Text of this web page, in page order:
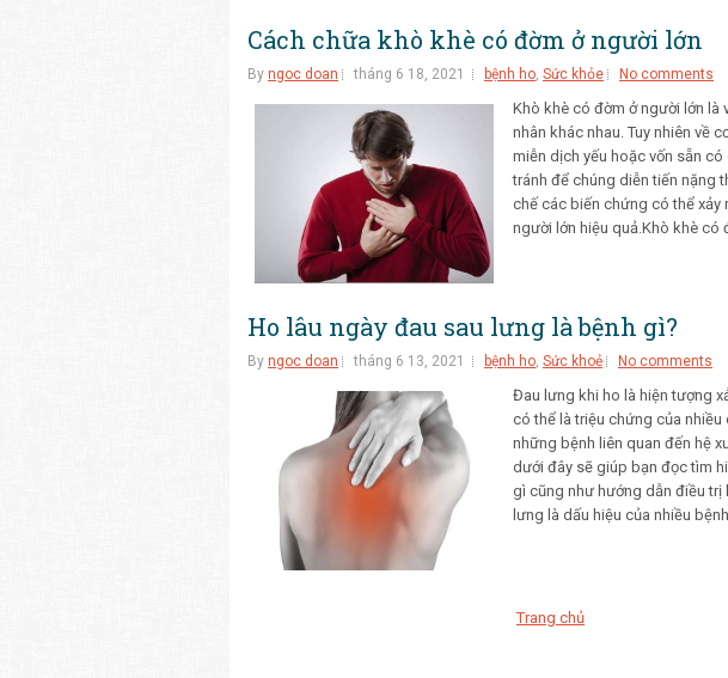
Cách chữa khò khè có đờm ở người lớn
By ngoc doan tháng 6 18, 2021 bệnh ho Sức khỏe No comments
Khò khè có đờm ở người lớn là
nhân khác nhau. Tuy nhiên về
miễn dịch yếu hoặc vốn sẵn có
tránh để chúng diễn tiến nặng
chế các biến chứng có thể xảy
người lớn hiệu quả.Khò khè có
Ho lâu ngày đau sau lưng là bệnh gì?
By ngoc doan tháng 6 13, 2021 bệnh ho Sức khoẻ No comments
Đau lưng khi ho là hiện tượng
có thể là triệu chứng của nhiều
những bệnh liên quan đến hệ
dưới đây sẽ giúp bạn đọc tìm
gì cũng như hướng dẫn điều trị
lưng là dấu hiệu của nhiều bệnh
Trang chủ